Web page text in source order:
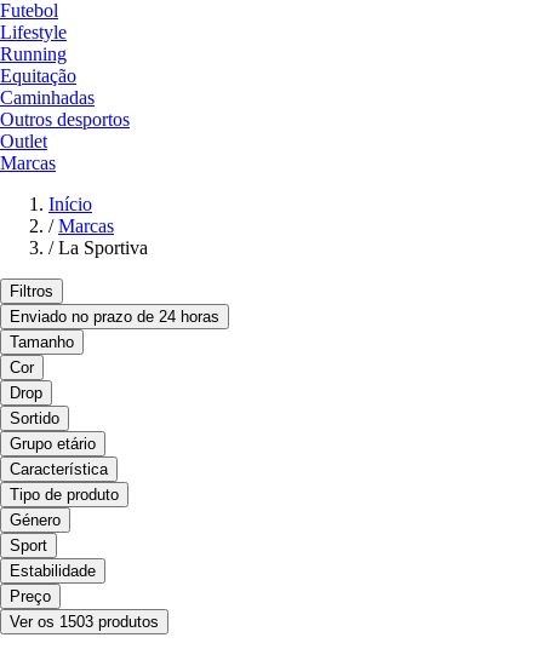
Futebol
Lifestyle
Running
Equitação
Caminhadas
Outros desportos
Outlet
Marcas
Início
/ Marcas
/ La Sportiva
Filtros
Enviado no prazo de 24 horas
Tamanho
Cor
Drop
Sortido
Grupo etário
Característica
Tipo de produto
Género
Sport
Estabilidade
Preço
Ver os 1503 produtos